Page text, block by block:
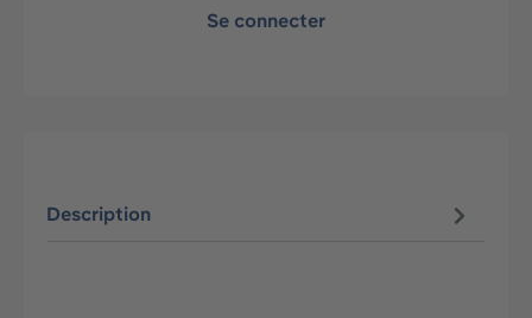
Se connecter
Description